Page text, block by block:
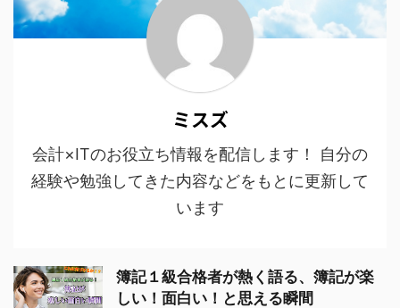
ミスズ
会計×ITのお役立ち情報を配信します！ 自分の
経験や勉強してきた内容などをもとに更新して
います
簿記１級合格者が熱く語る、簿記が楽
しい！面白い！と思える瞬間